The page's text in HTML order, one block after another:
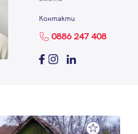
Контакти
0886 247 408